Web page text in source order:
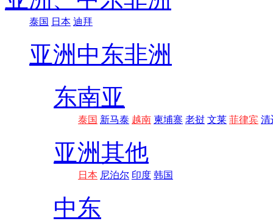
泰国 日本 迪拜
亚洲 中东非洲
东南亚
泰国 新马泰 越南 柬埔寨 老挝 文莱 菲律宾 清
亚洲其他
日本 尼泊尔 印度 韩国
中东